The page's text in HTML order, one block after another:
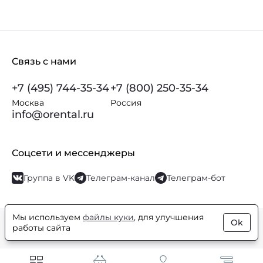
Связь с нами
+7 (495) 744-35-34
Москва
+7 (800) 250-35-34
Россия
info@orental.ru
Соцсети и мессенджеры
Группа в VK Телеграм-канал Телеграм-бот
© Orental.ru 2007–2026Интернет-магазин парфюмерии и
косметики
Мы используем файлы куки, для улучшения
работы сайта
Ok